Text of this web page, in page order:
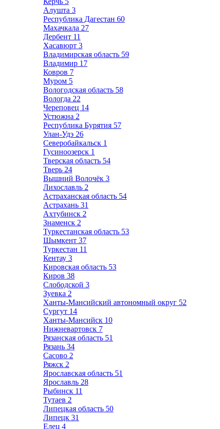
Алушта 3
Республика Дагестан 60
Махачкала 27
Дербент 11
Хасавюрт 3
Владимирская область 59
Владимир 17
Ковров 7
Муром 5
Вологодская область 58
Вологда 22
Череповец 14
Устюжна 2
Республика Бурятия 57
Улан-Удэ 26
Северобайкальск 1
Гусиноозерск 1
Тверская область 54
Тверь 24
Вышний Волочёк 3
Лихославль 2
Астраханская область 54
Астрахань 31
Ахтубинск 2
Знаменск 2
Туркестанская область 53
Шымкент 37
Туркестан 11
Кентау 3
Кировская область 53
Киров 38
Слободской 3
Зуевка 2
Ханты-Мансийский автономный округ 52
Сургут 14
Ханты-Мансийск 10
Нижневартовск 7
Рязанская область 51
Рязань 34
Сасово 2
Ряжск 2
Ярославская область 51
Ярославль 28
Рыбинск 11
Тутаев 2
Липецкая область 50
Липецк 31
Елец 4